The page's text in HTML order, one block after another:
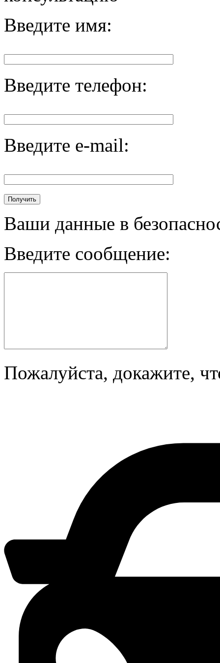
Введите имя:
Введите телефон:
Введите e-mail:
Ваши данные в
Введите сообщение:
Пожалуйста, докажите,